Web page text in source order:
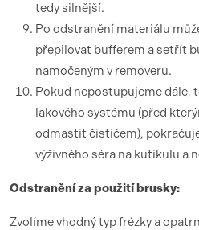
tedy silnější.
Po odstranění materiálu
přepilovat bufferem a setřít
namočeným v removeru.
Pokud nepostupujeme dále,
lakového systému (před
odmastit čističem),
výživného séra na kutikulu a
Odstranění za použití brusky:
Zvolíme vhodný typ frézky a